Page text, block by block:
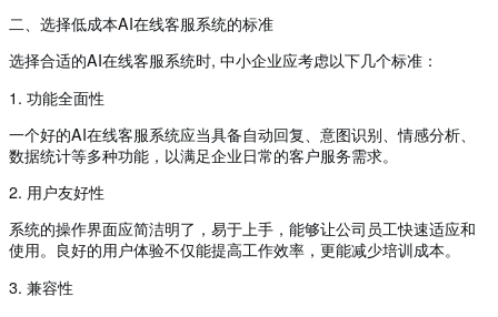
二、选择低成本AI在线客服系统的标准
选择合适的AI在线客服系统时, 中小企业应考虑以下几个标准：
1. 功能全面性
一个好的AI在线客服系统应当具备自动回复、意图识别、情感分析、
数据统计等多种功能，以满足企业日常的客户服务需求。
2. 用户友好性
系统的操作界面应简洁明了，易于上手，能够让公司员工快速适应和
使用。良好的用户体验不仅能提高工作效率，更能减少培训成本。
3. 兼容性